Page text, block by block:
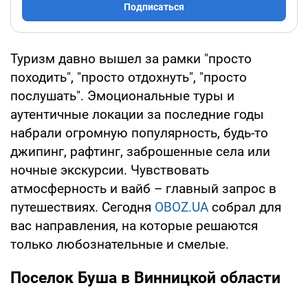
Подписаться
Туризм давно вышел за рамки "просто
походить", "просто отдохнуть", "просто
послушать". Эмоциональные туры и
аутентичные локации за последние годы
набрали огромную популярность, будь-то
джипинг, рафтинг, заброшенные села или
ночные экскурсии. Чувствовать
атмосферность и вайб – главный запрос в
путешествиях. Сегодня OBOZ.UA собрал для
вас направления, на которые решаются
только любознательные и смелые.
Поселок Буша в Винницкой области